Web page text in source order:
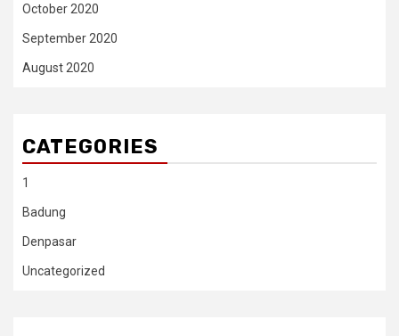
October 2020
September 2020
August 2020
CATEGORIES
1
Badung
Denpasar
Uncategorized